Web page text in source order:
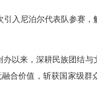
入尼泊尔代表队参赛，
以来，深耕民族团结与
合价值，斩获国家级群